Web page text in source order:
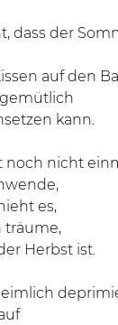
dass der
auf den
kann.
noch nicht
es,
träume,
Herbst ist.